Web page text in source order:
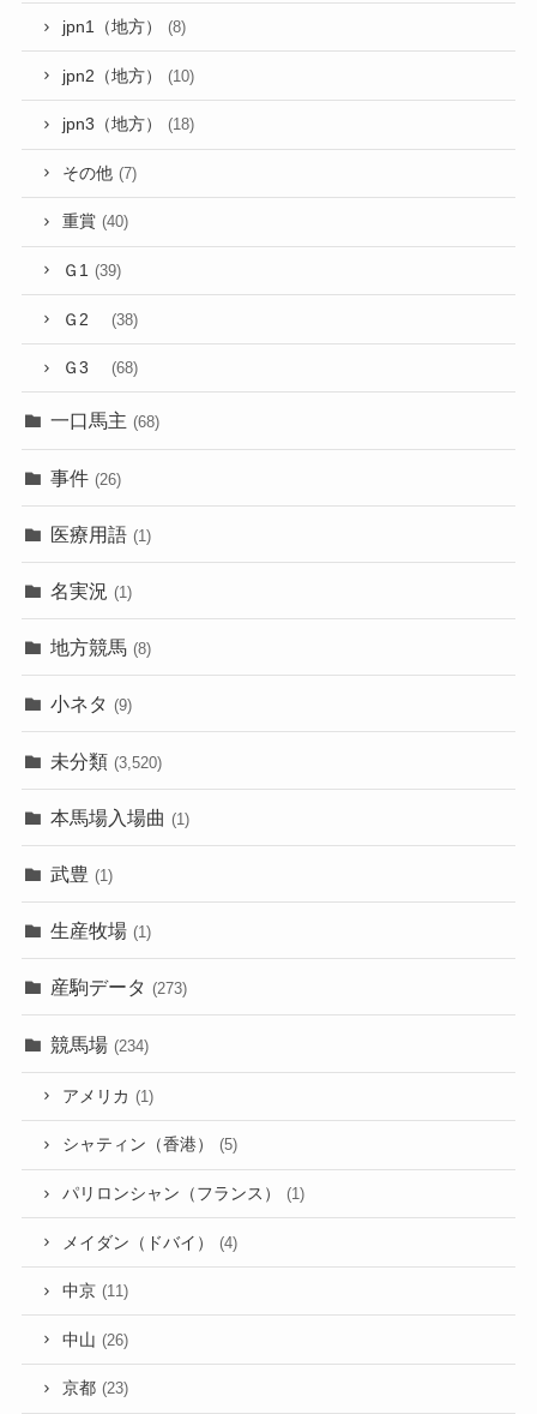
jpn1（地方） (8)
jpn2（地方） (10)
jpn3（地方） (18)
その他 (7)
重賞 (40)
Ｇ1 (39)
Ｇ2 (38)
Ｇ3 (68)
一口馬主 (68)
事件 (26)
医療用語 (1)
名実況 (1)
地方競馬 (8)
小ネタ (9)
未分類 (3,520)
本馬場入場曲 (1)
武豊 (1)
生産牧場 (1)
産駒データ (273)
競馬場 (234)
アメリカ (1)
シャティン（香港） (5)
パリロンシャン（フランス） (1)
メイダン（ドバイ） (4)
中京 (11)
中山 (26)
京都 (23)